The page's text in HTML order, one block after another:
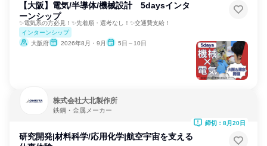
【大阪】電気/半導体/機械設計 5daysインタ
ーンシップ
✨電気系の方必見！✨先着順・選考なし！✨交通費支給！
インターンシップ
大阪府
2026年8月・9月 5日～10日
株式会社大北製作所
鉄鋼・金属メーカー
研究開発|材料科学/応用化学|航空宇宙を支える
締切：8月20日